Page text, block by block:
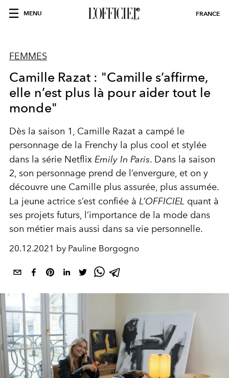
MENU FRANCE
FEMMES
Camille Razat : "Camille s’affirme,
elle n’est plus là pour aider tout le
monde"
Dès la saison 1, Camille Razat a campé le
personnage de la Frenchy la plus cool et stylée
dans la série Netflix Emily In Paris. Dans la saison
2, son personnage prend de l’envergure, et on y
découvre une Camille plus assurée, plus assumée.
La jeune actrice s’est confiée à L’OFFICIEL quant à
ses projets futurs, l’importance de la mode dans
son métier mais aussi dans sa vie personnelle.
20.12.2021 by Pauline Borgogno